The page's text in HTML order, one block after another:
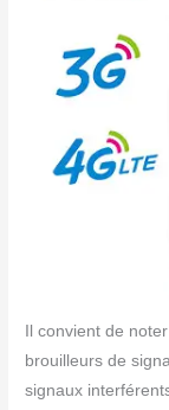
Il convient de
brouilleurs de
signaux